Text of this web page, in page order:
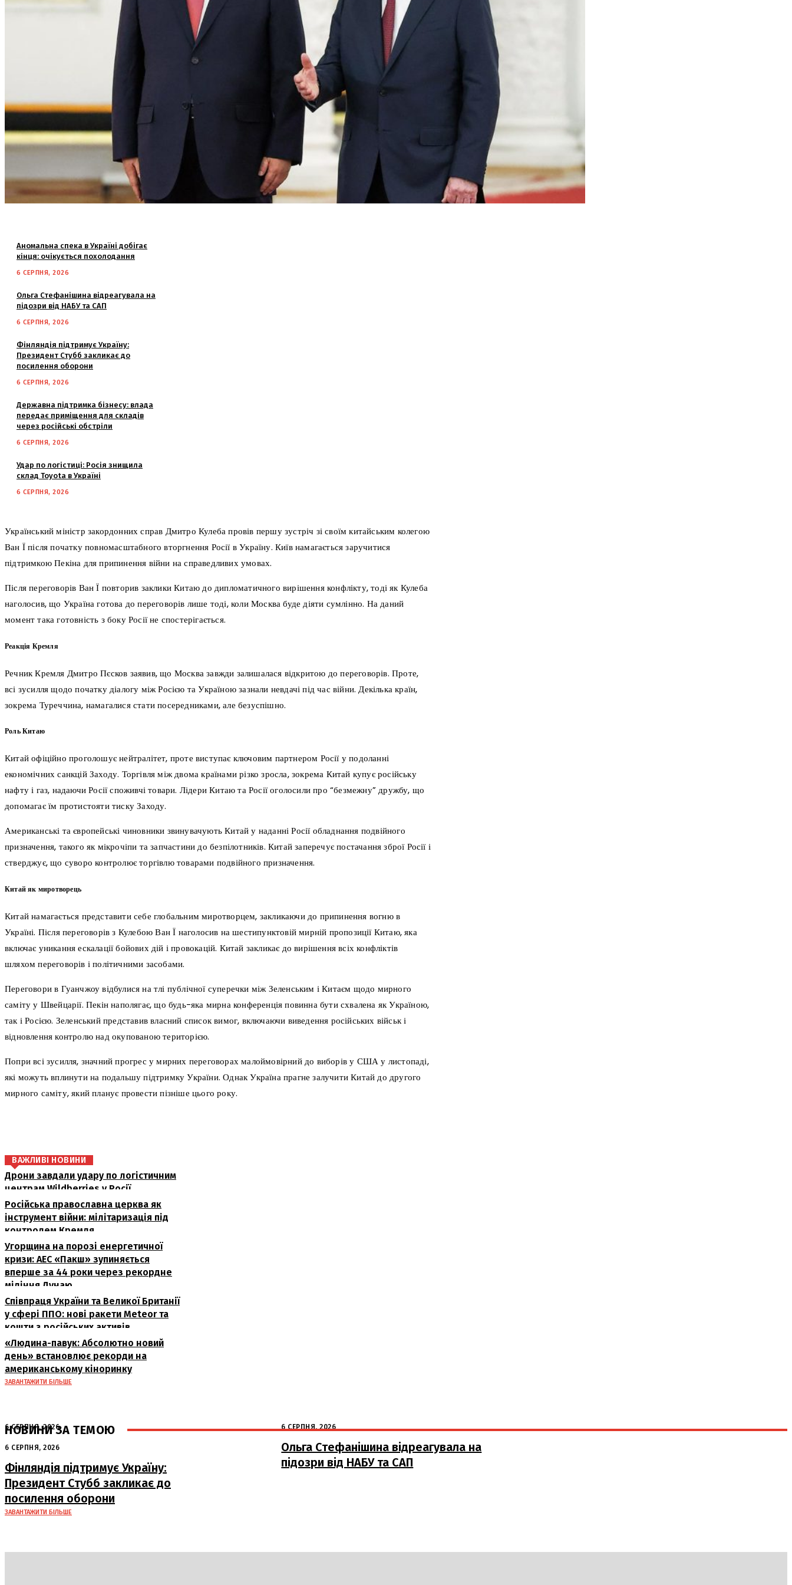
Аномальна спека в Україні добігає
кінця: очікується похолодання
6 СЕРПНЯ, 2026
Ольга Стефанішина відреагувала на
підозри від НАБУ та САП
6 СЕРПНЯ, 2026
Фінляндія підтримує Україну:
Президент Стубб закликає до
посилення оборони
6 СЕРПНЯ, 2026
Державна підтримка бізнесу: влада
передає приміщення для складів
через російські обстріли
6 СЕРПНЯ, 2026
Удар по логістиці: Росія знищила
склад Toyota в Україні
6 СЕРПНЯ, 2026
Український міністр закордонних справ Дмитро Кулеба провів першу зустріч зі своїм китайським колегою
Ван Ї після початку повномасштабного вторгнення Росії в Україну. Київ намагається заручитися
підтримкою Пекіна для припинення війни на справедливих умовах.
Після переговорів Ван Ї повторив заклики Китаю до дипломатичного вирішення конфлікту, тоді як Кулеба
наголосив, що Україна готова до переговорів лише тоді, коли Москва буде діяти сумлінно. На даний
момент така готовність з боку Росії не спостерігається.
Реакція Кремля
Речник Кремля Дмитро Пєсков заявив, що Москва завжди залишалася відкритою до переговорів. Проте,
всі зусилля щодо початку діалогу між Росією та Україною зазнали невдачі під час війни. Декілька країн,
зокрема Туреччина, намагалися стати посередниками, але безуспішно.
Роль Китаю
Китай офіційно проголошує нейтралітет, проте виступає ключовим партнером Росії у подоланні
економічних санкцій Заходу. Торгівля між двома країнами різко зросла, зокрема Китай купує російську
нафту і газ, надаючи Росії споживчі товари. Лідери Китаю та Росії оголосили про “безмежну” дружбу, що
допомагає їм протистояти тиску Заходу.
Американські та європейські чиновники звинувачують Китай у наданні Росії обладнання подвійного
призначення, такого як мікрочіпи та запчастини до безпілотників. Китай заперечує постачання зброї Росії і
стверджує, що суворо контролює торгівлю товарами подвійного призначення.
Китай як миротворець
Китай намагається представити себе глобальним миротворцем, закликаючи до припинення вогню в
Україні. Після переговорів з Кулебою Ван Ї наголосив на шестипунктовій мирній пропозиції Китаю, яка
включає уникання ескалації бойових дій і провокацій. Китай закликає до вирішення всіх конфліктів
шляхом переговорів і політичними засобами.
Переговори в Гуанчжоу відбулися на тлі публічної суперечки між Зеленським і Китаєм щодо мирного
саміту у Швейцарії. Пекін наполягає, що будь-яка мирна конференція повинна бути схвалена як Україною,
так і Росією. Зеленський представив власний список вимог, включаючи виведення російських військ і
відновлення контролю над окупованою територією.
Попри всі зусилля, значний прогрес у мирних переговорах малоймовірний до виборів у США у листопаді,
які можуть вплинути на подальшу підтримку України. Однак Україна прагне залучити Китай до другого
мирного саміту, який планує провести пізніше цього року.
ВАЖЛИВІ НОВИНИ
Дрони завдали удару по логістичним
центрам Wildberries у Росії
Російська православна церква як
інструмент війни: мілітаризація під
контролем Кремля
Угорщина на порозі енергетичної
кризи: АЕС «Пакш» зупиняється
вперше за 44 роки через рекордне
міління Дунаю
Співпраця України та Великої Британії
у сфері ППО: нові ракети Meteor та
кошти з російських активів
«Людина-павук: Абсолютно новий
день» встановлює рекорди на
американському кіноринку
ЗАВАНТАЖИТИ БІЛЬШЕ
НОВИНИ ЗА ТЕМОЮ
6 СЕРПНЯ, 2026
Аномальна спека в Україні добігає
кінця: очікується похолодання
6 СЕРПНЯ, 2026
Ольга Стефанішина відреагувала на
підозри від НАБУ та САП
6 СЕРПНЯ, 2026
Фінляндія підтримує Україну:
Президент Стубб закликає до
посилення оборони
ЗАВАНТАЖИТИ БІЛЬШЕ